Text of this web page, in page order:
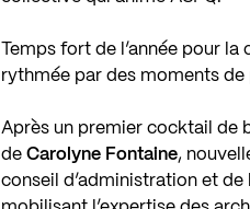
Temps fort de l’année pour
rythmée par des moments de
Après un premier cocktail de
deCarolyne Fontaine,
conseil d’administration et de